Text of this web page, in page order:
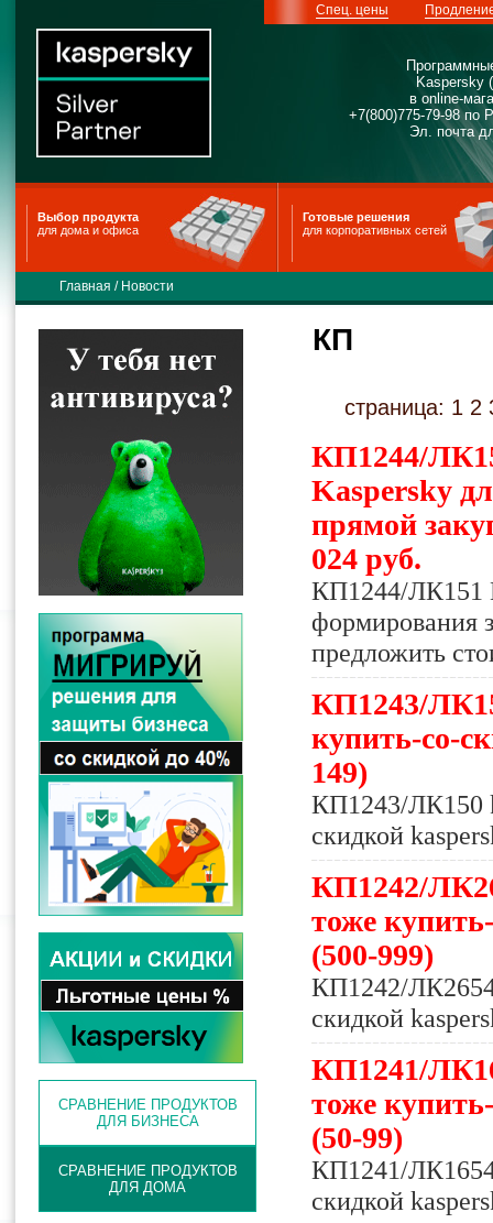
Спец. цены
Kaspersky
в online-
+7(800)775-79-98 по
Эл. почта
Выбор продукта
для дома и офиса
Готовые решения
для корпоративных сетей
Главная / Новости
СРАВНЕНИЕ ПРОДУКТОВ
ДЛЯ БИЗНЕСА
СРАВНЕНИЕ ПРОДУКТОВ
ДЛЯ ДОМА
КП
страница: 1 2
КП1244/
Kaspersky
прямой
024 руб.
КП1244/ЛК151
формирования
предложить
КП1243/
купить-со-
149)
КП1243/ЛК150
скидкой
КП1242/
тоже
(500-999)
КП1242/ЛК2654
скидкой
КП1241/
тоже
(50-99)
КП1241/ЛК1654
скидкой